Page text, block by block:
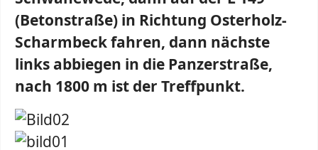
(Betonstraße) in Richtung Osterholz-
Scharmbeck fahren, dann nächste
links abbiegen in die Panzerstraße,
nach 1800 m ist der Treffpunkt.